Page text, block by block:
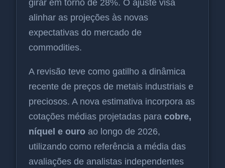
girar em torno de 28%. O ajuste visa
alinhar as projeções às novas
expectativas do mercado de
commodities.
A revisão teve como gatilho a dinâmica
recente de preços de metais industriais e
preciosos. A nova estimativa incorpora as
cotações médias projetadas para cobre,
níquel e ouro ao longo de 2026,
utilizando como referência a média das
avaliações de analistas independentes